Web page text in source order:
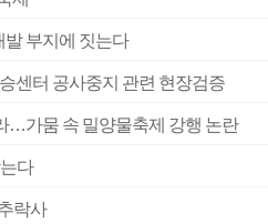
부지에 짓는다
센터 공사중지 관련 현장검증
…가뭄 속 밀양물축제 강행 논란
다
락사